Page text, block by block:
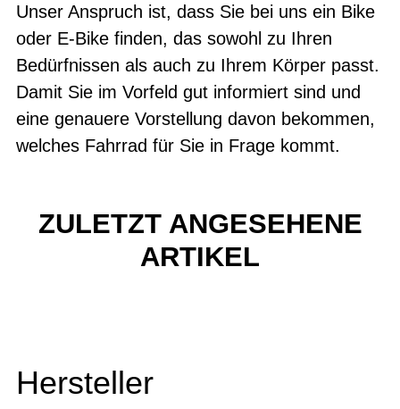
Unser Anspruch ist, dass Sie bei uns ein Bike
oder E-Bike finden, das sowohl zu Ihren
Bedürfnissen als auch zu Ihrem Körper passt.
Damit Sie im Vorfeld gut informiert sind und
eine genauere Vorstellung davon bekommen,
welches Fahrrad für Sie in Frage kommt.
ZULETZT ANGESEHENE
ARTIKEL
Hersteller